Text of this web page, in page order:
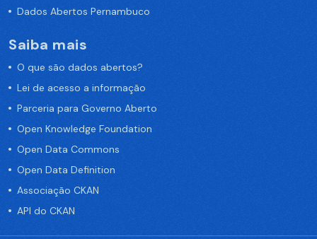
Dados Abertos Pernambuco
Saiba mais
O que são dados abertos?
Lei de acesso a informação
Parceria para Governo Aberto
Open Knowledge Foundation
Open Data Commons
Open Data Definition
Associação CKAN
API do CKAN